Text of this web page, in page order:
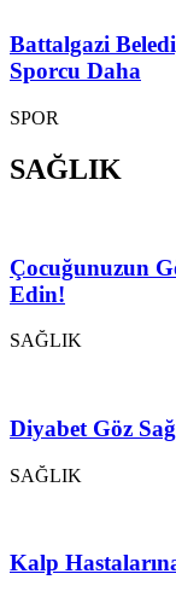
Battalgazi
Sporcu Daha
SPOR
SAĞLIK
Çocuğunuzun
Edin!
SAĞLIK
Diyabet Göz
SAĞLIK
Kalp